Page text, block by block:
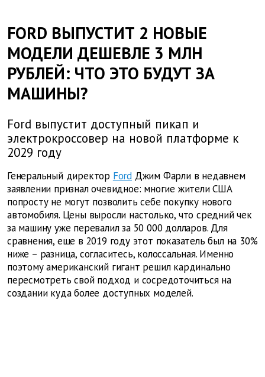
FORD ВЫПУСТИТ 2 НОВЫЕ
МОДЕЛИ ДЕШЕВЛЕ 3 МЛН
РУБЛЕЙ: ЧТО ЭТО БУДУТ ЗА
МАШИНЫ?
Ford выпустит доступный пикап и
электрокроссовер на новой платформе к
2029 году
Генеральный директор Ford Джим Фарли в недавнем
заявлении признал очевидное: многие жители США
попросту не могут позволить себе покупку нового
автомобиля. Цены выросли настолько, что средний чек
за машину уже перевалил за 50 000 долларов. Для
сравнения, еще в 2019 году этот показатель был на 30%
ниже – разница, согласитесь, колоссальная. Именно
поэтому американский гигант решил кардинально
пересмотреть свой подход и сосредоточиться на
создании куда более доступных моделей.